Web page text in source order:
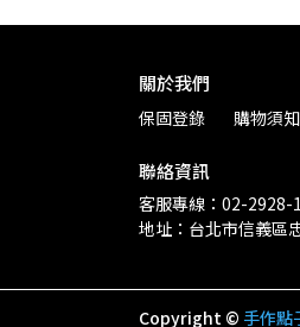
關於我們
保固登錄 購物須知
聯絡資訊
客服專線：02-2928-
地址：台北市信義區
Copyright © 手作